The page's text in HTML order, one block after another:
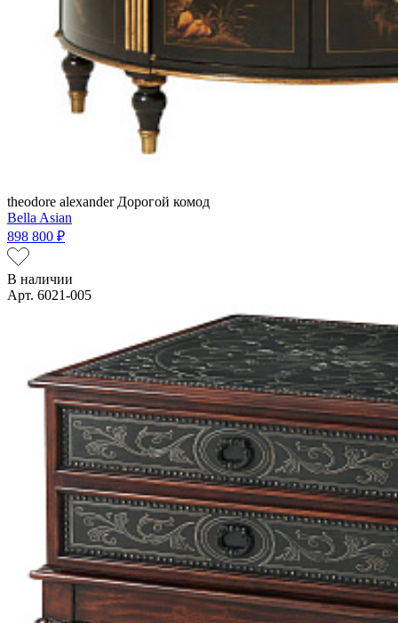
theodore alexander Дорогой комод
Bella Asian
898 800 ₽
В наличии
Арт. 6021-005